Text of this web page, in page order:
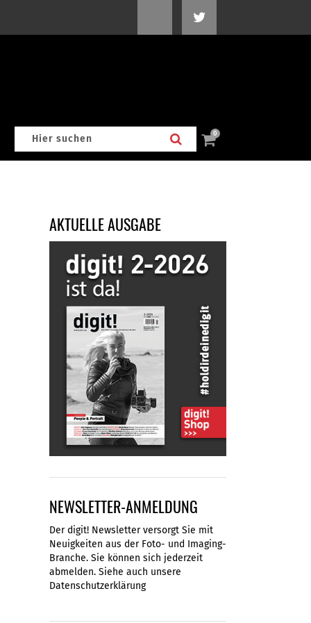
0
AKTUELLE AUSGABE
NEWSLETTER-ANMELDUNG
Der digit! Newsletter versorgt Sie mit
Neuigkeiten aus der Foto- und Imaging-
Branche. Sie können sich jederzeit
abmelden. Siehe auch unsere
Datenschutzerklärung